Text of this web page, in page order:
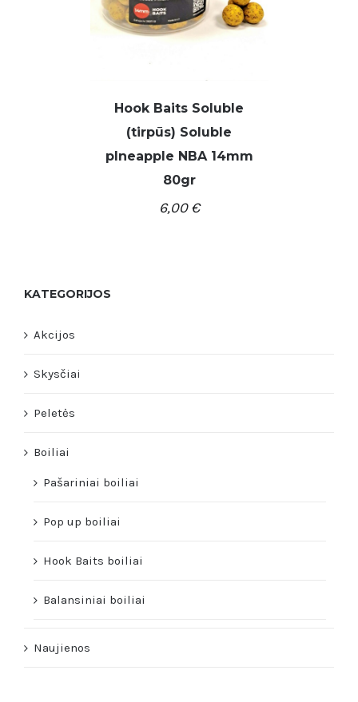
Į KREPŠELĮ /
Hook Baits Soluble
(tirpūs) Soluble
pIneapple NBA 14mm
80gr
6,00€
KATEGORIJOS
Akcijos
Skysčiai
Peletės
Boiliai
Pašariniai boiliai
Pop up boiliai
Hook Baits boiliai
Balansiniai boiliai
Naujienos